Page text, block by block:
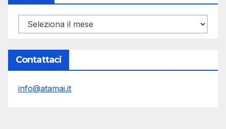
Archivi
Contattaci
info@atamai.it